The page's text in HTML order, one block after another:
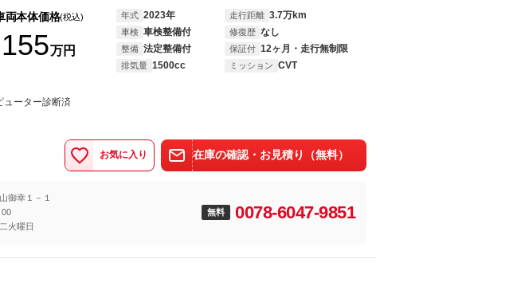
両本体価格(税込)
155万円
年式 2023年 走行距離 3.7万km
車検 車検整備付 修復歴 なし
整備 法定整備付 保証付 12ヶ月・走行無制限
排気量 1500cc ミッション CVT
ューター診断済
お気に入り 在庫の確認・お見積り（無料）
御幸１－１
00
二火曜日
無料 0078-6047-9851